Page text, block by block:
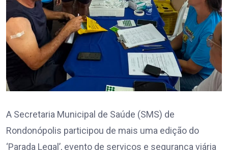
A Secretaria Municipal de Saúde (SMS) de
Rondonópolis participou de mais uma edição do
‘Parada Legal’, evento de serviços e segurança viária